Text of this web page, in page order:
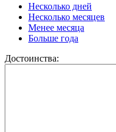
Несколько дней
Несколько месяцев
Менее месяца
Больше года
Достоинства: